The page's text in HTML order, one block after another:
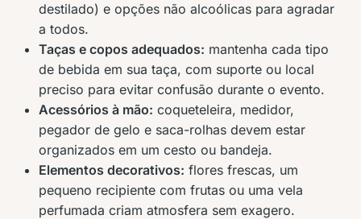
destilado) e opções não alcoólicas para agradar
a todos.
Taças e copos adequados: mantenha cada tipo
de bebida em sua taça, com suporte ou local
preciso para evitar confusão durante o evento.
Acessórios à mão: coqueteleira, medidor,
pegador de gelo e saca-rolhas devem estar
organizados em um cesto ou bandeja.
Elementos decorativos: flores frescas, um
pequeno recipiente com frutas ou uma vela
perfumada criam atmosfera sem exagero.